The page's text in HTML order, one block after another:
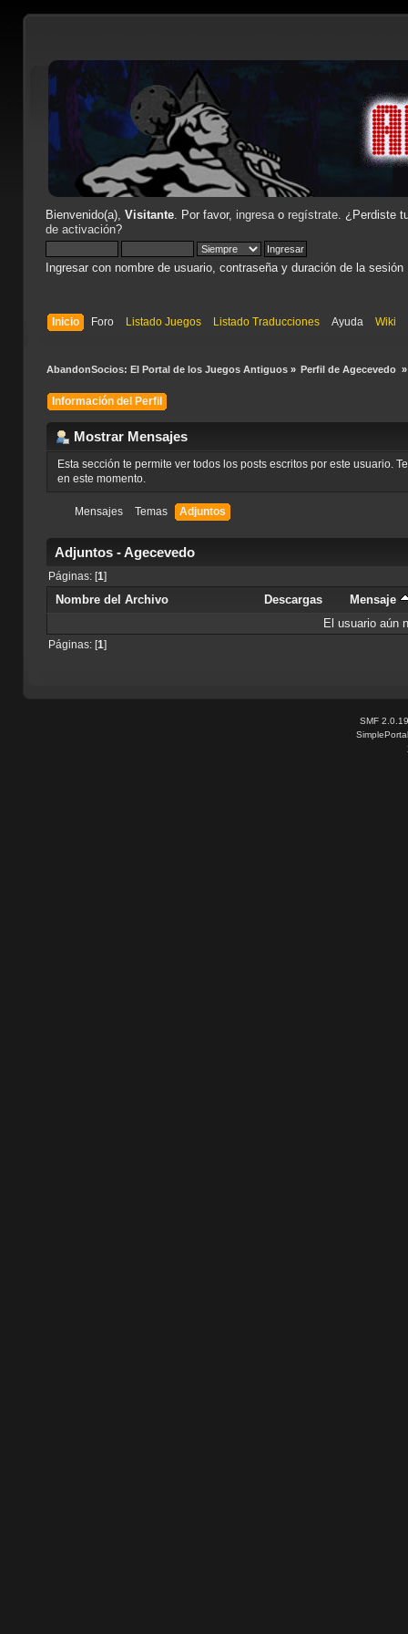
Bienvenido(a), Visitante. Por favor, ingresao regístrate. ¿Perdiste
de activación?
Ingresar con nombre de usuario, contraseña y duración de la sesión
Inicio Foro Listado Juegos Listado Traducciones Ayuda Wiki
AbandonSocios: El Portal de los Juegos Antiguos» Perfil de Agecevedo »
Información del Perfil
Mostrar Mensajes
Esta sección te permite ver todos los posts escritos por este usuario.
en este momento.
Mensajes Temas Adjuntos
Adjuntos - Agecevedo
Páginas: [1]
Nombre del Archivo Descargas
Mensaje
El usuario aún
Páginas: [1]
SMF 2.0.19